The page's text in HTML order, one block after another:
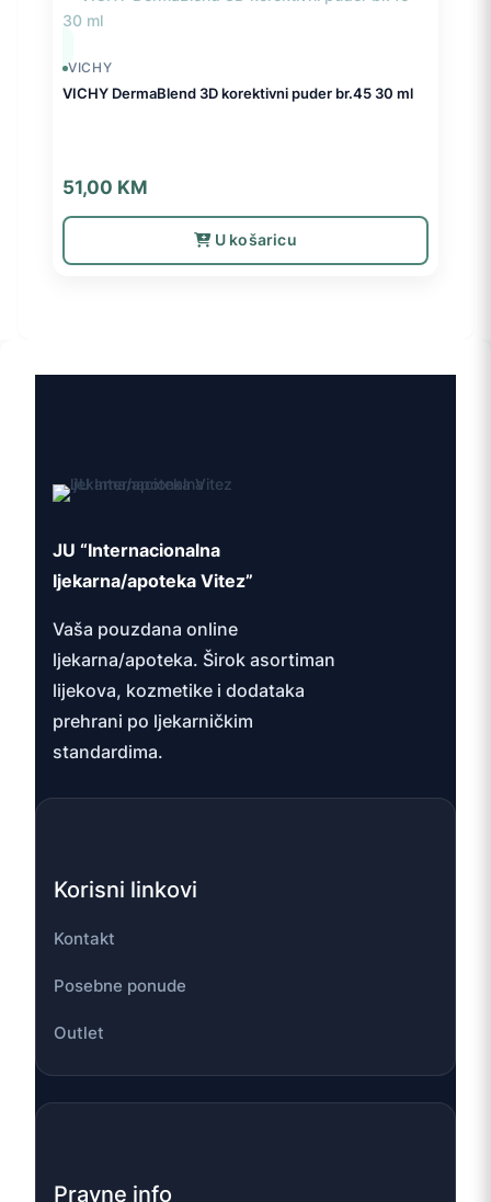
VICHY
VICHY DermaBlend 3D korektivni puder br.45 30 ml
51,00 KM
U košaricu
JU “Internacionalna
ljekarna/apoteka Vitez”
Vaša pouzdana online
ljekarna/apoteka. Širok asortiman
lijekova, kozmetike i dodataka
prehrani po ljekarničkim
standardima.
Korisni linkovi
Kontakt
Posebne ponude
Outlet
Pravne info